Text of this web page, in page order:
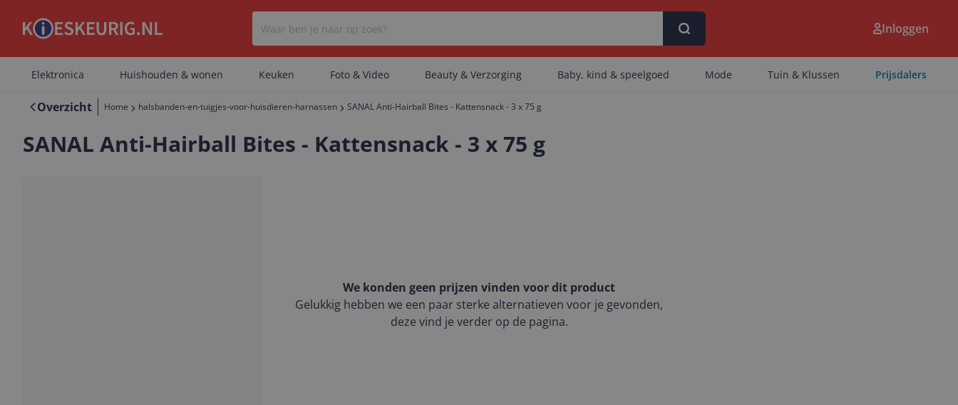
Er zijn geen categorieën gevonden.
Inloggen
Elektronica Huishouden & wonen Keuken Foto & Video Beauty & Verzorging Baby, kind & speelgoed Mode Tuin & Klussen Prijsdalers
Overzicht Home halsbanden-en-tuigjes-voor-huisdieren-harnassen SANAL Anti-Hairball Bites - Kattensnack - 3 x 75 g
SANAL Anti-Hairball Bites - Kattensnack - 3 x 75 g
We konden geen prijzen vinden voor dit product
Gelukkig hebben we een paar sterke alternatieven voor je gevonden,
deze vind je verder op de pagina.